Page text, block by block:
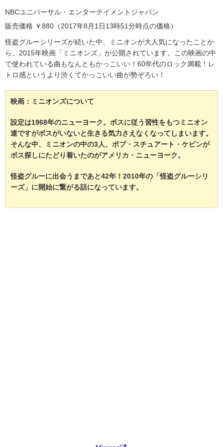
NBCユニバーサル・エンターテイメントジャパン
販売価格 ￥880（2017年8月1日13時51分時点の価格）
怪盗グルーシリーズが続いた中、ミニオンが大人気になったことか
ら、2015年映画「ミニオンズ」が公開されています。この映画の中
で使われている曲もなんともかっこいい！60年代のロック満載！レ
トロ感というより渋くてかっこいい曲が勢ぞろい！
映画：ミニオンズについて
設定は1968年のニューヨーク。ボスに従う習性をもつミニオン
達ですがボスがいないと生きる気力さえなくなってしまいます。
そんな中、ミニオンの中の3人、ボブ・スチュアート・ケビンが
ボス探しにたどり着いたのがアメリカ・ニューヨーク。
怪盗グルーに出会うまであと42年！2010年の「怪盗グルーシリ
ーズ」に開始に繋がる話になっています。